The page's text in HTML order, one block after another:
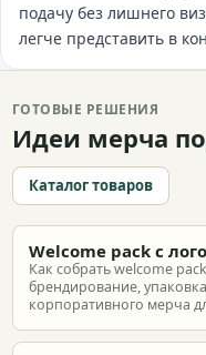
подачу без лишнего
легче представить в
ГОТОВЫЕ РЕШЕНИЯ
Идеи мерча
Каталог товаров
Welcome pack с
Как собрать welcome
брендирование,
корпоративного мерча